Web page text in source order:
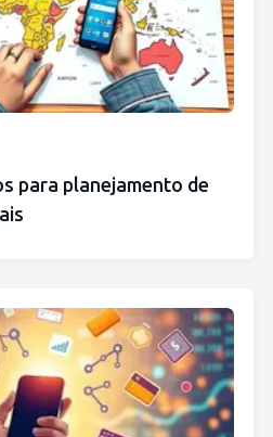
para planejamento de